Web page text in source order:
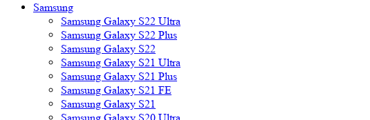
Samsung
Samsung Galaxy S22 Ultra
Samsung Galaxy S22 Plus
Samsung Galaxy S22
Samsung Galaxy S21 Ultra
Samsung Galaxy S21 Plus
Samsung Galaxy S21 FE
Samsung Galaxy S21